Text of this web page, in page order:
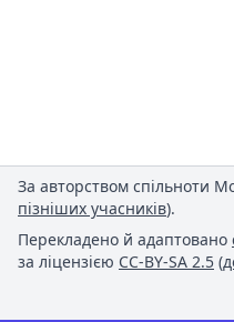
За авторством спільноти
пізніших учасників).
Перекладено й адаптовано
за ліцензією CC-BY-SA 2.5 (